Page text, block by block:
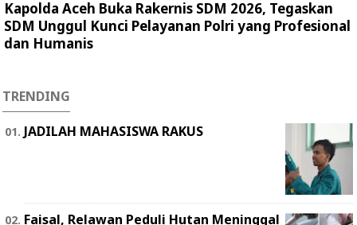
Kapolda Aceh Buka Rakernis SDM 2026, Tegaskan
SDM Unggul Kunci Pelayanan Polri yang Profesional
dan Humanis
TRENDING
JADILAH MAHASISWA RAKUS
Faisal, Relawan Peduli Hutan Meninggal